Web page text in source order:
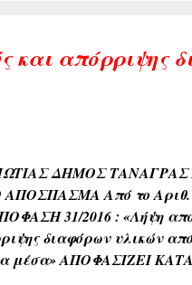
και απόρριψης
ΔΗΜΟΣ ΤΑΝΑΓΡΑΣ
Από το Αριθ.
31/2016 : «Λήψη
διαφόρων υλικών
μέσα» ΑΠΟΦΑΣΙΖΕΙ